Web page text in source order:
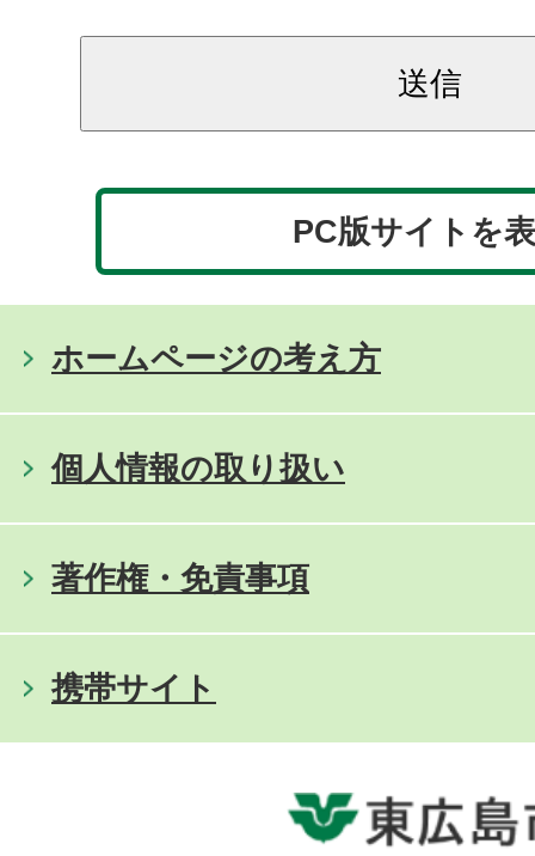
PC版サイトを
ホームページの考え方
個人情報の取り扱い
著作権・免責事項
携帯サイト